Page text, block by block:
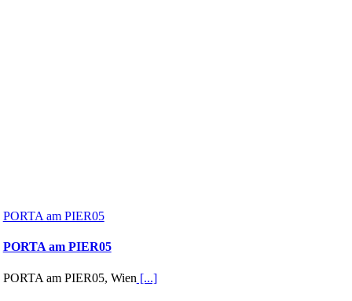
PORTA am PIER05
PORTA am PIER05
PORTA am PIER05, Wien [...]